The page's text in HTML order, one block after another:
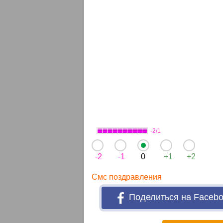
-2/1
-2 -1 0 +1 +2
Смс поздравления
Поделиться на